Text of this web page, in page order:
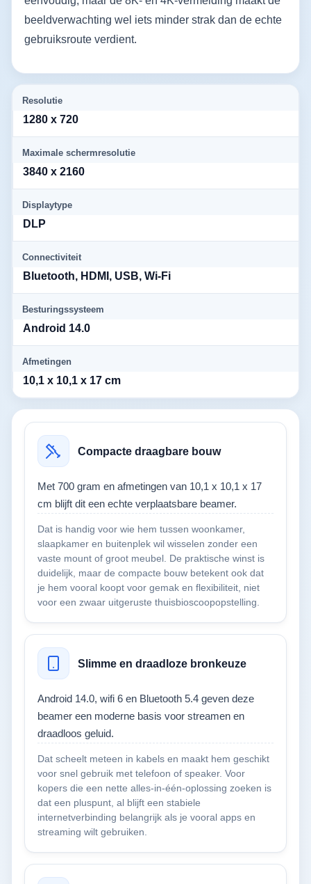
beeldverwachting wel iets minder strak dan de echte
gebruiksroute verdient.
Resolutie
1280 x 720
Maximale schermresolutie
3840 x 2160
Displaytype
DLP
Connectiviteit
Bluetooth, HDMI, USB, Wi-Fi
Besturingssysteem
Android 14.0
Afmetingen
10,1 x 10,1 x 17 cm
Compacte draagbare bouw
Met 700 gram en afmetingen van 10,1 x 10,1 x 17
cm blijft dit een echte verplaatsbare beamer.
Dat is handig voor wie hem tussen woonkamer,
slaapkamer en buitenplek wil wisselen zonder een
vaste mount of groot meubel. De praktische winst is
duidelijk, maar de compacte bouw betekent ook dat
je hem vooral koopt voor gemak en flexibiliteit, niet
voor een zwaar uitgeruste thuisbioscoopopstelling.
Slimme en draadloze bronkeuze
Android 14.0, wifi 6 en Bluetooth 5.4 geven deze
beamer een moderne basis voor streamen en
draadloos geluid.
Dat scheelt meteen in kabels en maakt hem geschikt
voor snel gebruik met telefoon of speaker. Voor
kopers die een nette alles-in-één-oplossing zoeken is
dat een pluspunt, al blijft een stabiele
internetverbinding belangrijk als je vooral apps en
streaming wilt gebruiken.